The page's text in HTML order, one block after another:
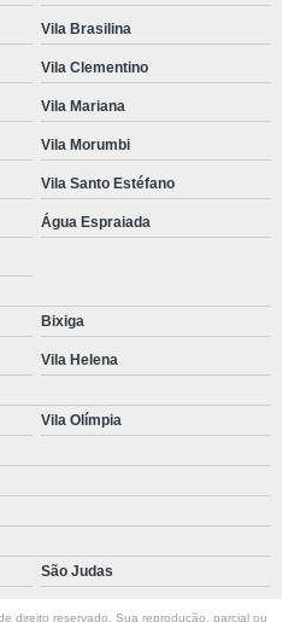
Vila Brasilina
Vila Clementino
Vila Mariana
Vila Morumbi
Vila Santo Estéfano
Água Espraiada
Bixiga
Vila Helena
Vila Olímpia
São Judas
direito reservado. Sua reprodução, parcial ou